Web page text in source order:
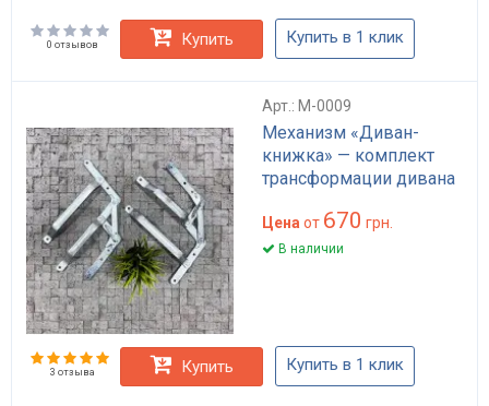
0 отзывов Купить Купить в 1 клик
Арт.: M-0009
Механизм «Диван-
книжка» — комплект
трансформации дивана
Цена от 670 грн.
В наличии
3 отзыва Купить Купить в 1 клик